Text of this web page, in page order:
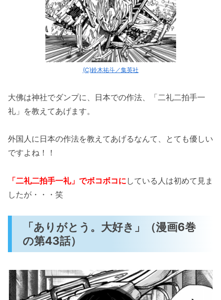
(C)鈴木祐斗／集英社
大佛は神社でダンプに、日本での作法、「二礼二拍手一
礼」を教えてあげます。
外国人に日本の作法を教えてあげるなんて、とても優しい
ですよね！！
「二礼二拍手一礼」でボコボコに している人は初めて見ま
したが・・・笑
「ありがとう。大好き」（漫画6巻
の第43話）